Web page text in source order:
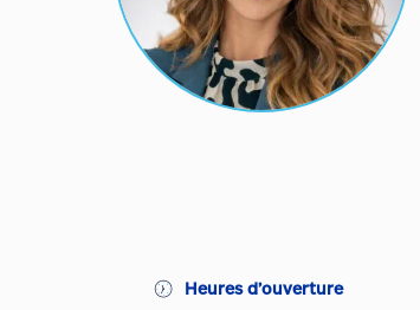
Heures d’ouverture